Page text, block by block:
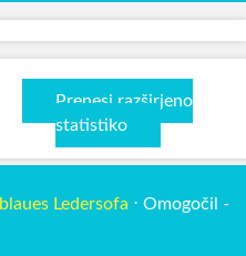
Prenesi razširjeno
statistiko
blaues Ledersofa ⋅ Omogočil -